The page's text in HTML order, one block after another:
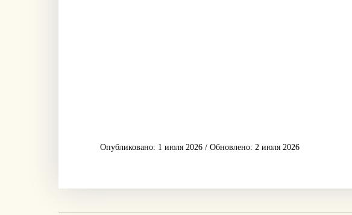
Опубликовано: 1 июля 2026 / Обновлено: 2 июля 2026